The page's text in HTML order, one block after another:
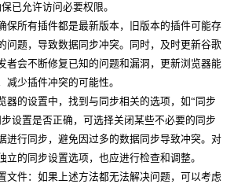
已允许访问必要权限。
保所有插件都是最新版本，旧版本的插件可能存
问题，导致数据同步冲突。同时，及时更新谷歌
者会不断修复已知的问题和漏洞，更新浏览器能
减少插件冲突的可能性。
器的设置中，找到与同步相关的选项，如“同步
设置是否正确，可选择关闭某些不必要的同步
进行同步，避免因过多的数据同步导致冲突。对
立的同步设置选项，也应进行检查和调整。
文件：如果上述方法都无法解决问题，可以考虑